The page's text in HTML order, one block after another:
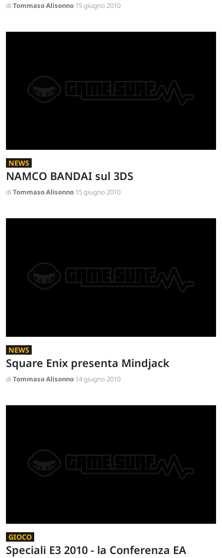
di Tommaso Alisonno 15 giugno 2010
NEWS
NAMCO BANDAI sul 3DS
di Tommaso Alisonno 15 giugno 2010
NEWS
Square Enix presenta Mindjack
di Tommaso Alisonno 14 giugno 2010
GIOCO
Speciali E3 2010 - la Conferenza EA